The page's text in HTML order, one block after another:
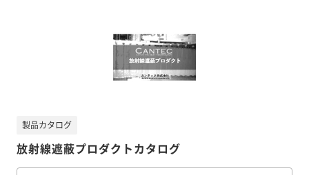
放射線遮蔽プロダクトカタログ
製品カタログ